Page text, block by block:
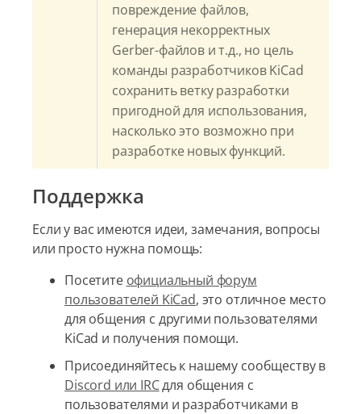
повреждение файлов,
генерация некорректных
Gerber-файлов и т.д., но цель
команды разработчиков KiCad
сохранить ветку разработки
пригодной для использования,
насколько это возможно при
разработке новых функций.
Поддержка
Если у вас имеются идеи, замечания, вопросы
или просто нужна помощь:
Посетите официальный форум
пользователей KiCad, это отличное место
для общения с другими пользователями
KiCad и получения помощи.
Присоединяйтесь к нашему сообществу в
Discord или IRCдля общения с
пользователями и разработчиками в